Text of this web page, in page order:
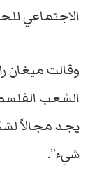
الاجتماعي
وقالت ميغان
الشعب
يجد مجالاً
شيء”.